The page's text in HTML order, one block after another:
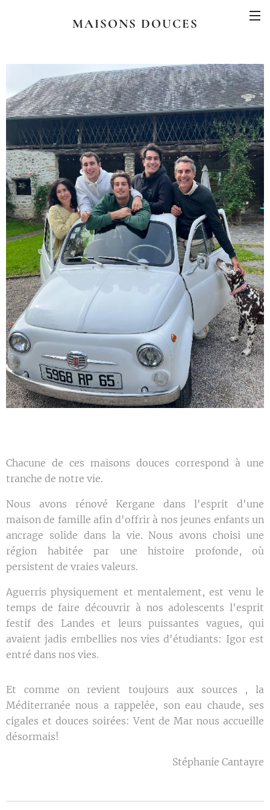
MAISONS DOUCES
Chacune de ces maisons douces correspond à une
tranche de notre vie.
Nous avons rénové Kergane dans l'esprit d'une
maison de famille afin d'offrir à nos jeunes enfants un
ancrage solide dans la vie. Nous avons choisi une
région habitée par une histoire profonde, où
persistent de vraies valeurs.
Aguerris physiquement et mentalement, est venu le
temps de faire découvrir à nos adolescents l'esprit
festif des Landes et leurs puissantes vagues, qui
avaient jadis embellies nos vies d'étudiants: Igor est
entré dans nos vies.
Et comme on revient toujours aux sources , la
Méditerranée nous a rappelée, son eau chaude, ses
cigales et douces soirées: Vent de Mar nous accueille
désormais!
Stéphanie Cantayre